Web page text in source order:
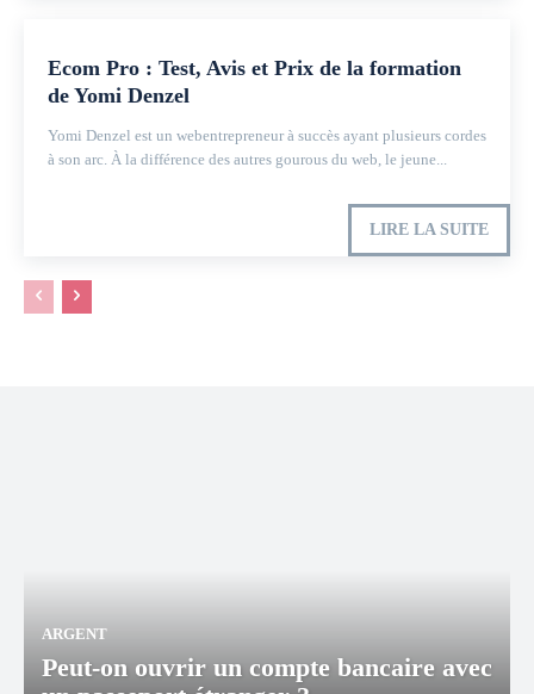
Ecom Pro : Test, Avis et Prix de la formation
de Yomi Denzel
Yomi Denzel est un webentrepreneur à succès ayant plusieurs cordes
à son arc. À la différence des autres gourous du web, le jeune...
LIRE LA SUITE
ARGENT
Peut-on ouvrir un compte bancaire avec